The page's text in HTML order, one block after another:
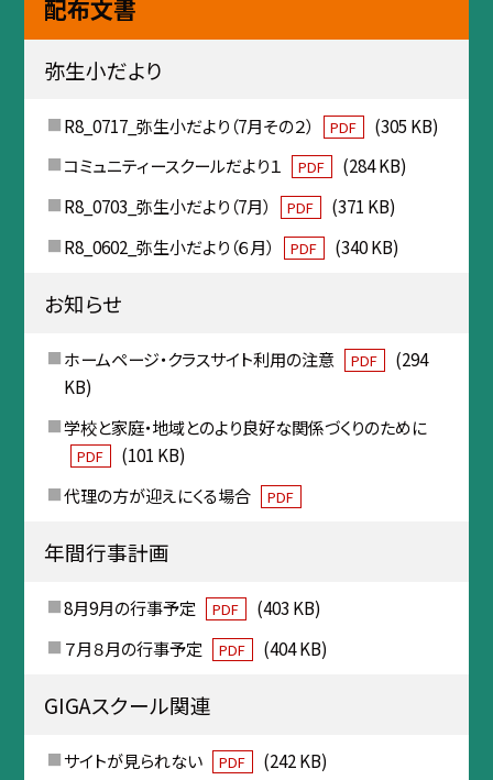
配布文書
弥生小だより
R8_0717_弥生小だより（7月その２） PDF
(305 KB)
コミュニティースクールだより１
PDF
(284 KB)
R8_0703_弥生小だより（7月）
PDF
(371 KB)
R8_0602_弥生小だより（６月）
PDF (340 KB)
お知らせ
ホームページ・クラスサイト利用の注意 PDF
(294
KB)
学校と家庭・地域とのより良好な関係づくりのために
PDF
(101 KB)
代理の方が迎えにくる場合
PDF
年間行事計画
8月9月の行事予定 PDF
(403 KB)
７月８月の行事予定
PDF (404 KB)
GIGAスクール関連
サイトが見られない PDF (242 KB)